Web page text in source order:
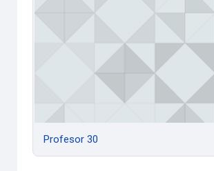
Profesor 30